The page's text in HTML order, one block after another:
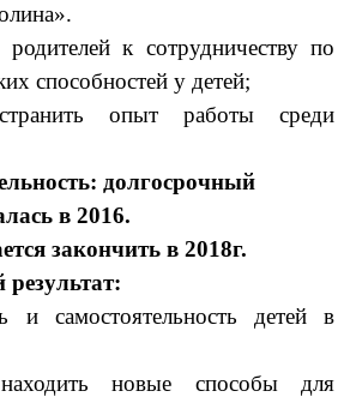
к сотрудничеству по
способностей у детей;
опыт работы среди
долгосрочный
в 2016.
закончить в 2018г.
и самостоятельность детей в
новые способы для